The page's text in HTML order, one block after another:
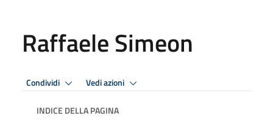
Raffaele Simeon
Condividi Vedi azioni
INDICE DELLA PAGINA